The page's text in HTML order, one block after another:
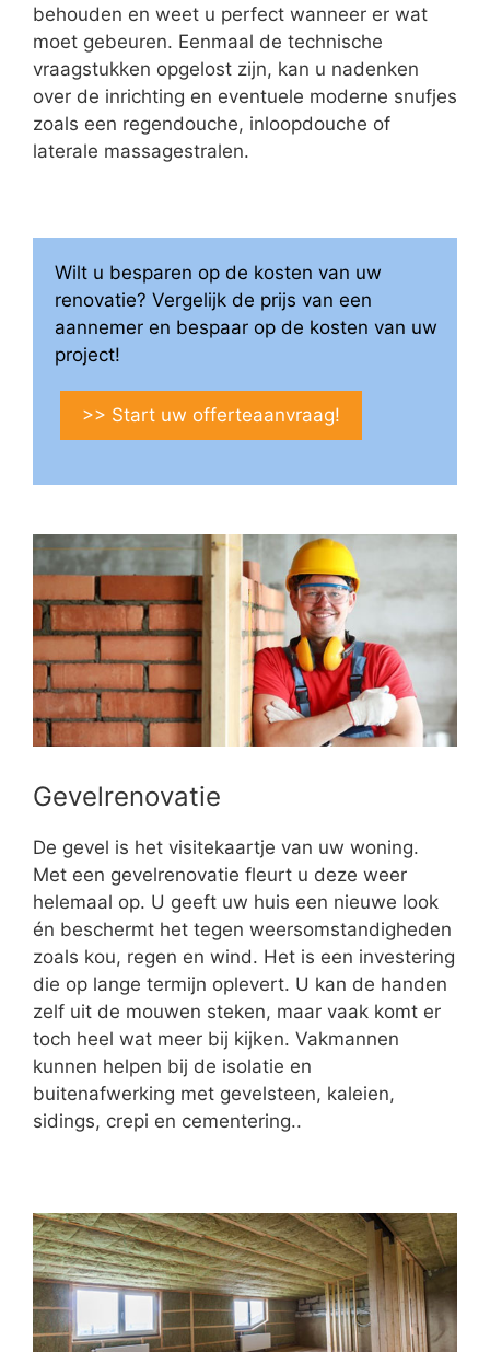
behouden en weet u perfect wanneer er wat
moet gebeuren. Eenmaal de technische
vraagstukken opgelost zijn, kan u nadenken
over de inrichting en eventuele moderne snufjes
zoals een regendouche, inloopdouche of
laterale massagestralen.
Wilt u besparen op de kosten van uw
renovatie? Vergelijk de prijs van een
aannemer en bespaar op de kosten van uw
project!
>> Start uw offerteaanvraag!
Gevelrenovatie
De gevel is het visitekaartje van uw woning.
Met een gevelrenovatie fleurt u deze weer
helemaal op. U geeft uw huis een nieuwe look
én beschermt het tegen weersomstandigheden
zoals kou, regen en wind. Het is een investering
die op lange termijn oplevert. U kan de handen
zelf uit de mouwen steken, maar vaak komt er
toch heel wat meer bij kijken. Vakmannen
kunnen helpen bij de isolatie en
buitenafwerking met gevelsteen, kaleien,
sidings, crepi en cementering..